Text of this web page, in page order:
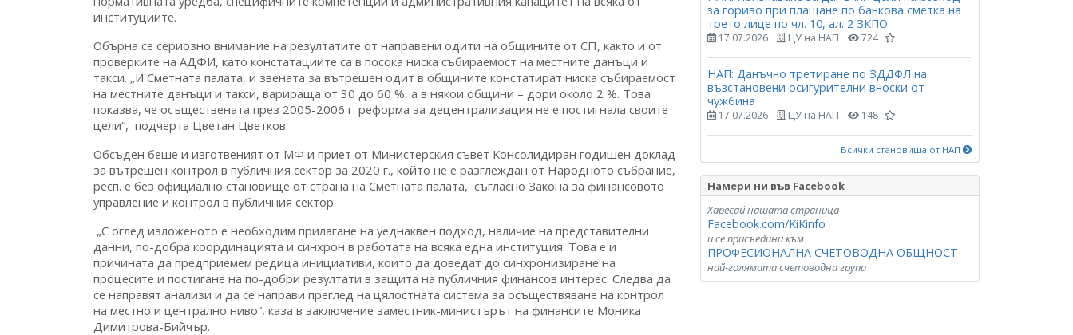
институциите.
Обърна се сериозно внимание на резултатите от направени одити на общините от СП, както и от
проверките на АДФИ, като констатациите са в посока ниска събираемост на местните данъци и
такси. „И Сметната палата, и звената за вътрешен одит в общините констатират ниска събираемост
на местните данъци и такси, варираща от 30 до 60 %, а в някои общини – дори около 2 %. Това
показва, че осъществената през 2005-2006 г. реформа за децентрализация не е постигнала своите
цели“, подчерта Цветан Цветков.
Обсъден беше и изготвеният от МФ и приет от Министерския съвет Консолидиран годишен доклад
за вътрешен контрол в публичния сектор за 2020 г., който не е разглеждан от Народното събрание,
респ. е без официално становище от страна на Сметната палата, съгласно Закона за финансовото
управление и контрол в публичния сектор.
„С оглед изложеното е необходим прилагане на уеднаквен подход, наличие на представителни
данни, по-добра координацията и синхрон в работата на всяка една институция. Това е и
причината да предприемем редица инициативи, които да доведат до синхронизиране на
процесите и постигане на по-добри резултати в защита на публичния финансов интерес. Следва да
се направят анализи и да се направи преглед на цялостната система за осъществяване на контрол
на местно и централно ниво“, каза в заключение заместник-министърът на финансите Моника
Димитрова-Бийчър.
за гориво при плащане по банкова сметка на
трето лице по чл. 10, ал. 2 ЗКПО
17.07.2026 ЦУ на НАП 724
НАП: Данъчно третиране по ЗДДФЛ на
възстановени осигурителни вноски от
чужбина
17.07.2026 ЦУ на НАП 148
Всички становища от НАП
Намери ни във Facebook
Харесай нашата страница
Facebook.com/KiKinfo
и се присъедини към
ПРОФЕСИОНАЛНА СЧЕТОВОДНА ОБЩНОСТ
най-голямата счетоводна група